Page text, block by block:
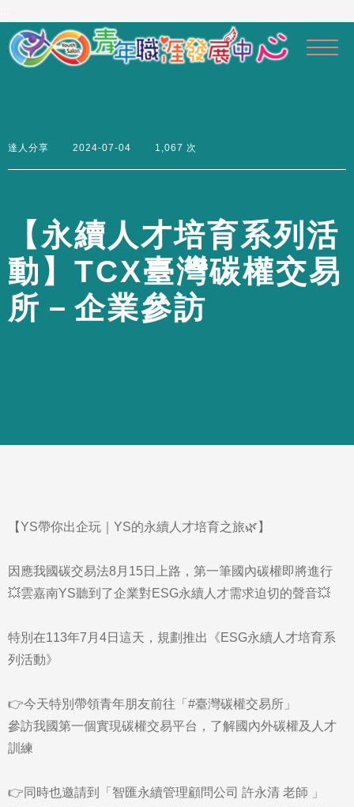
主
要
達人分享 2024-07-04 1,067 次
【 永續人才培育系列 活
動 】 TCX臺灣碳權交易
所 － 企業參訪
【YS帶你出企玩｜YS的永續人才培育之旅🌿】
因應我國碳交易法8月15日上路，第一筆國內碳權即將進行
💥雲嘉南YS聽到了企業對ESG永續人才需求迫切的聲音💥
特別在113年7月4日這天，規劃推出《ESG永續人才培育系
列活動》
👉今天特別帶領青年朋友前往「#臺灣碳權交易所」
參訪我國第一個實現碳權交易平台，了解國內外碳權及人才
訓練
👉同時也邀請到「智匯永續管理顧問公司 許永清 老師 」